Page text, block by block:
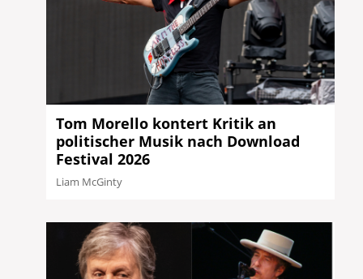
Tom Morello kontert Kritik an
politischer Musik nach Download
Festival 2026
Liam McGinty